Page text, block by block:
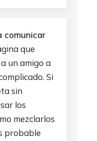
comunicar
que
un amigo a
Si
sin
los
mezclarlos
probable